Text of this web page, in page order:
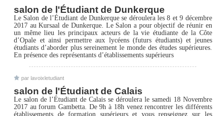
salon de l'Étudiant de Dunkerque
Le Salon de l’Étudiant de Dunkerque se déroulera les 8 et 9 décembre
2017 au Kursaal de Dunkerque. Le Salon a pour objectif de réunir en
un même lieu les principaux acteurs de la vie étudiante de la Côte
d’Opale et ainsi permettre aux lycéens (futurs étudiants) et jeunes
étudiants d’aborder plus sereinement le monde des études supérieures.
En présence des représentants d’établissements supérieurs
par lavoixletudiant
salon de l'Étudiant de Calais
Le salon de l’Étudiant de Calais se déroulera le samedi 18 Novembre
2017 au forum Gambetta. De 9h à 18h venez rencontrer les différents
établissements de formation supérieurs et vous renseignez sur les